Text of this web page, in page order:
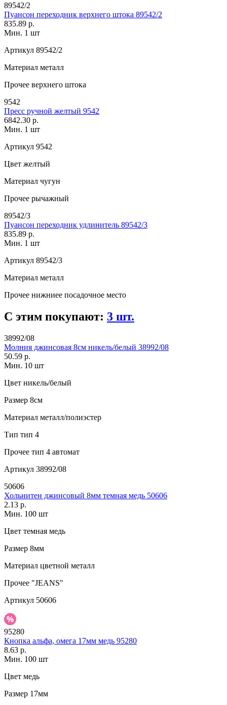
89542/2
Пуансон переходник верхнего штока 89542/2
835.89 р.
Мин. 1 шт
Артикул 89542/2
Материал металл
Прочее верхнего штока
9542
Пресс ручной желтый 9542
6842.30 р.
Мин. 1 шт
Артикул 9542
Цвет желтый
Материал чугун
Прочее рычажный
89542/3
Пуансон переходник удлинитель 89542/3
835.89 р.
Мин. 1 шт
Артикул 89542/3
Материал металл
Прочее нижниее посадочное место
С этим покупают: 3 шт.
38992/08
Молния джинсовая 8см никель/белый 38992/08
50.59 р.
Мин. 10 шт
Цвет никель/белый
Размер 8см
Материал металл/полиэстер
Тип тип 4
Прочее тип 4 автомат
Артикул 38992/08
50606
Хольнитен джинсовый 8мм темная медь 50606
2.13 р.
Мин. 100 шт
Цвет темная медь
Размер 8мм
Материал цветной металл
Прочее "JEANS"
Артикул 50606
95280
Кнопка альфа, омега 17мм медь 95280
8.63 р.
Мин. 100 шт
Цвет медь
Размер 17мм